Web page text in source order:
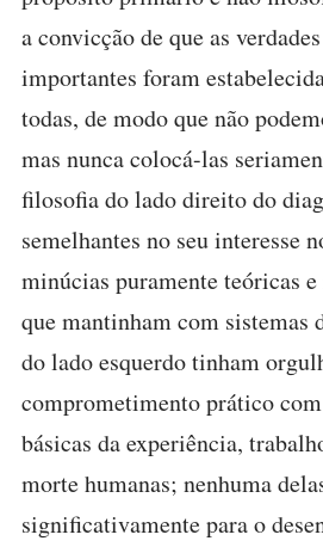
a convicção de que as
importantes foram
todas, de modo que não
mas nunca colocá-las
filosofia do lado direito do
semelhantes no seu interesse
minúcias puramente teóricas
que mantinham com sistemas
do lado esquerdo tinham
comprometimento prático
básicas da experiência,
morte humanas; nenhuma
significativamente para o